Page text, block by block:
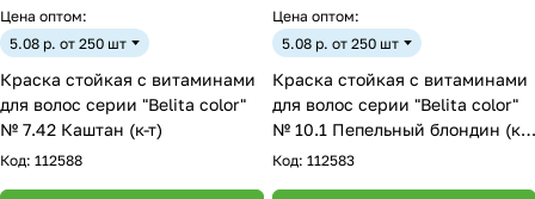
Цена оптом:
5.08 р. от 250 шт
Краска стойкая с витаминами
для волос серии "Belita сolor"
№ 7.42 Каштан (к-т)
Код: 112588
Цена оптом:
5.08 р. от 250 шт
Краска стойкая с витаминами
для волос серии "Belita сolor"
№ 10.1 Пепельный блондин (к-
т)
Код: 112583